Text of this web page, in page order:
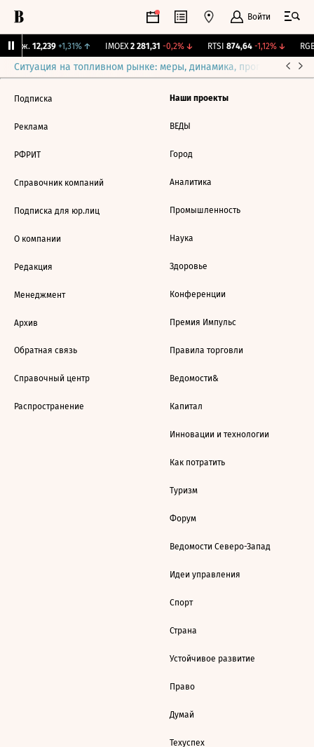
Войти
Бирж. 12,239 +1,31%↑ IMOEX 2 281,31 -0,2%↓ RTSI 874,64 -1,12%↓ RGBI
Ситуация на топливном рынке: меры, динамика, прогнозы
Подписка
Реклама
РФРИТ
Справочник компаний
Подписка для юр.лиц
О компании
Редакция
Менеджмент
Архив
Обратная связь
Справочный центр
Распространение
Наши проекты
ВЕДЫ
Город
Аналитика
Промышленность
Наука
Здоровье
Конференции
Премия Импульс
Правила торговли
Ведомости&
Капитал
Инновации и технологии
Как потратить
Туризм
Форум
Ведомости Северо-Запад
Идеи управления
Спорт
Страна
Устойчивое развитие
Право
Думай
Техуспех